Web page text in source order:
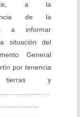
a la
de la
a informar
situación del
General
por tenencia
y